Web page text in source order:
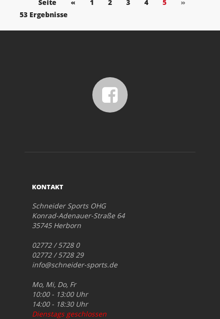
Seite « 1 2 3 4 5
»
53 Ergebnisse
KONTAKT
Schneider Sports OHG
Konrad-Adenauer-Straße 64
35745 Herborn
02772 / 5728 0
02772 / 5728 29
info@schneider-sports.de
Mo, Mi, Do, Fr
10:00 - 13:00 Uhr
14:00 - 18:30 Uhr
Dienstags geschlossen